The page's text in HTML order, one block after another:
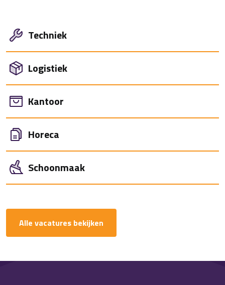
Techniek
Logistiek
Kantoor
Horeca
Schoonmaak
Alle vacatures bekijken